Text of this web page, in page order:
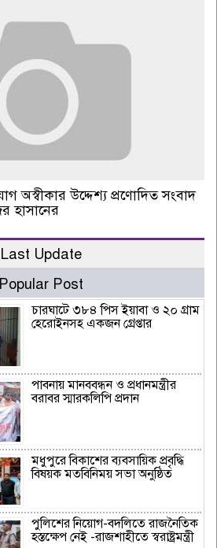
অস্বীকার উদ্দেশ্য প্রণোদিত সংবাদ
হাসানের
Last Update
Popular Post
চারঘাটে ৩৮৪ পিস ইয়াবা ও ২০ গ্রাম
হেরোইনসহ একজন গ্রেপ্তার
পাবনায় মানববন্ধন ও প্রধানমন্ত্রীর
বরাবর স্মারকলিপি প্রদান
মধুপুরে বিকাশের ব্যবসায়িক প্রবৃদ্ধি
বিষয়ক মতবিনিময় সভা অনুষ্ঠিত
পুলিশের নিয়োগ-বদলিতে রাজনৈতিক
হস্তক্ষেপ নেই -রাজশাহীতে স্বরাষ্ট্রমন্ত্রী